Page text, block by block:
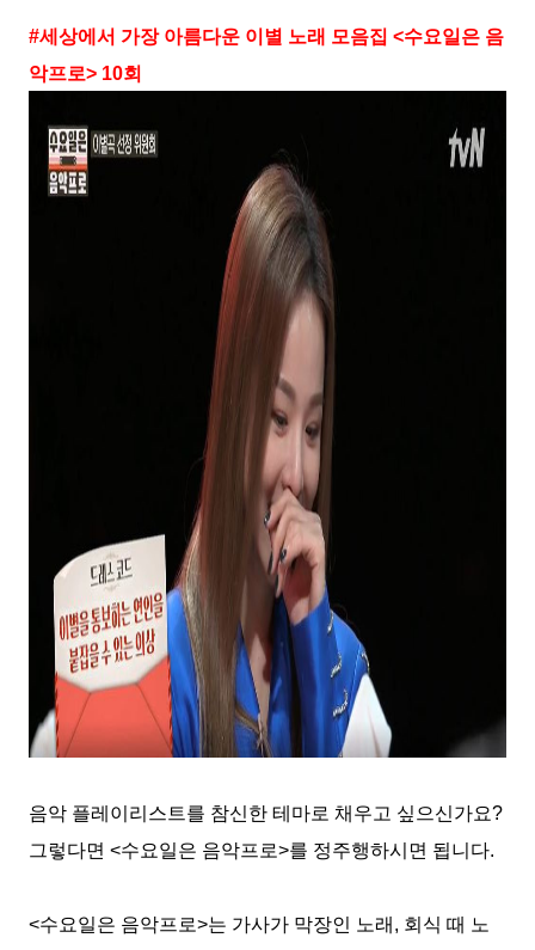
#세상에서 가장 아름다운 이별 노래 모음집 <수요일은 음
악프로> 10회
음악 플레이리스트를 참신한 테마로 채우고 싶으신가요?
그렇다면 <수요일은 음악프로>를 정주행하시면 됩니다.
<수요일은 음악프로>는 가사가 막장인 노래 , 회식 때 노